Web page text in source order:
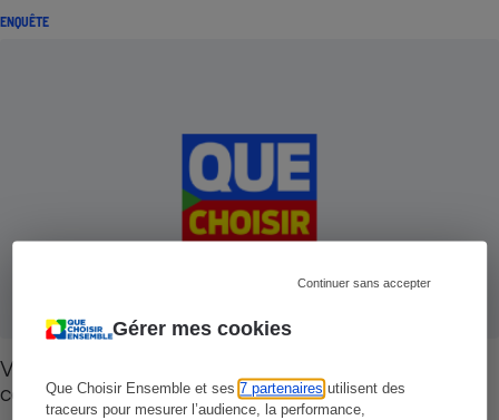
Gérer mes cookies
Que Choisir Ensemble et ses7 partenaires utilisent des
traceurs pour mesurer l’audience, la performance,
Continuer sans accepter
ENQUÊTE
Victime de fraude bancaire - Comment réagir,
comment contester ?